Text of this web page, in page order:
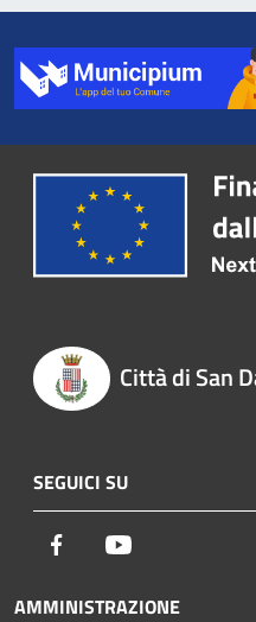
Città di San
SEGUICI SU
Facebook
AMMINISTRAZIONE